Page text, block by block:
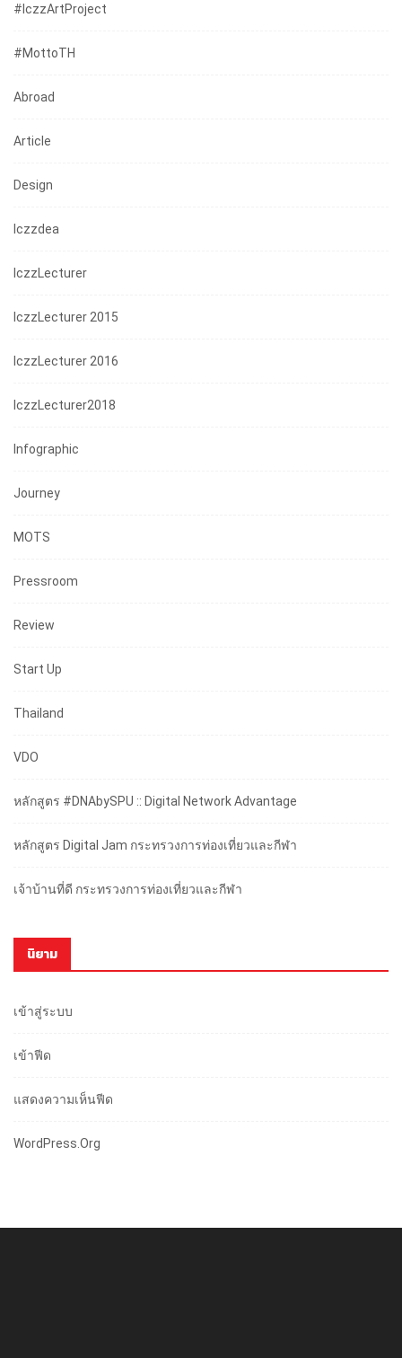
#iczzArtProject
#mottoTH
Abroad
Article
Design
Iczzdea
IczzLecturer
IczzLecturer 2015
IczzLecturer 2016
IczzLecturer2018
Infographic
Journey
MOTS
Pressroom
Review
Start Up
Thailand
VDO
หลักสูตร #DNAbySPU :: Digital Network Advantage
หลักสูตร Digital Jam กระทรวงการท่องเที่ยวและกีฬา
เจ้าบ้านที่ดี กระทรวงการท่องเที่ยวและกีฬา
นิยาม
เข้าสู่ระบบ
เข้าฟีด
แสดงความเห็นฟีด
WordPress.org